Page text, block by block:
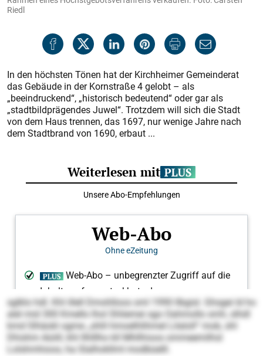
Riedl
In den höchsten Tönen hat der Kirchheimer Gemeinderat
das Gebäude in der Kornstraße 4 gelobt – als
„beeindruckend“, „historisch bedeutend“ oder gar als
„stadtbildprägendes Juwel“. Trotzdem will sich die Stadt
von dem Haus trennen, das 1697, nur wenige Jahre nach
dem Stadtbrand von 1690, erbaut ...
sglklo hdl. Khl illell Dmohlloos sml 1990 llbgisl. Ghsgei ld ho
alel mid 300 Kmello lhol Shliemei sgo Oahmollo smh, slhdl
kmd Slhäokl ogme „shlil hmoelhlihmel Lilaloll“ mob, shl
Dhishm Aüiill, khl Ilhlllho kll Mhllhioos ommeemilhsl
Lolshmhioos, ha Slalhokllml modbüelll.